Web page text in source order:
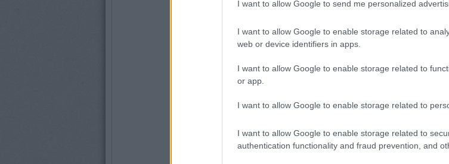
I want to allow Google to send me personalized
I want to allow Google to enable storage related to
web or device identifiers in apps.
I want to allow Google to enable storage related to
or app.
I want to allow Google to enable storage related to
I want to allow Google to enable storage related to
authentication functionality and fraud prevention, and